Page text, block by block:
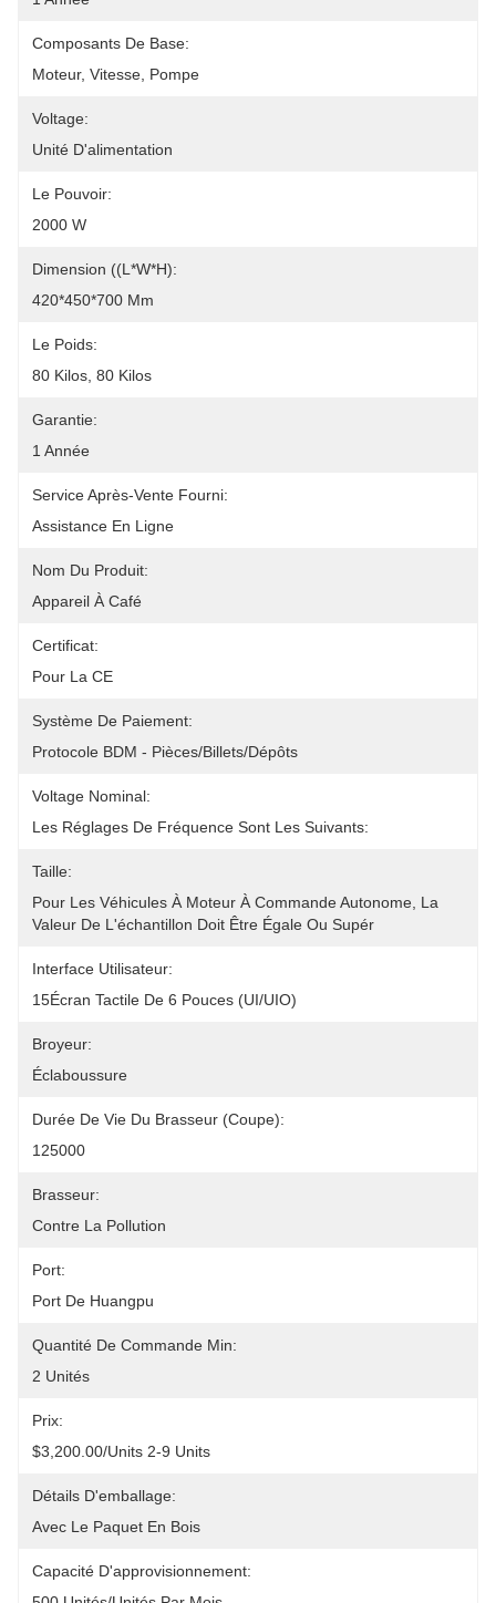
Composants De Base:
Moteur, Vitesse, Pompe
Voltage:
Unité D'alimentation
Le Pouvoir:
2000 W
Dimension ((L*W*H):
420*450*700 Mm
Le Poids:
80 Kilos, 80 Kilos
Garantie:
1 Année
Service Après-Vente Fourni:
Assistance En Ligne
Nom Du Produit:
Appareil À Café
Certificat:
Pour La CE
Système De Paiement:
Protocole BDM - Pièces/Billets/Dépôts
Voltage Nominal:
Les Réglages De Fréquence Sont Les Suivants:
Taille:
Pour Les Véhicules À Moteur À Commande Autonome, La
Valeur De L'échantillon Doit Être Égale Ou Supér
Interface Utilisateur:
15Écran Tactile De 6 Pouces (UI/UIO)
Broyeur:
Éclaboussure
Durée De Vie Du Brasseur (coupe):
125000
Brasseur:
Contre La Pollution
Port:
Port De Huangpu
Quantité De Commande Min:
2 Unités
Prix:
$3,200.00/units 2-9 Units
Détails D'emballage:
Avec Le Paquet En Bois
Capacité D'approvisionnement: